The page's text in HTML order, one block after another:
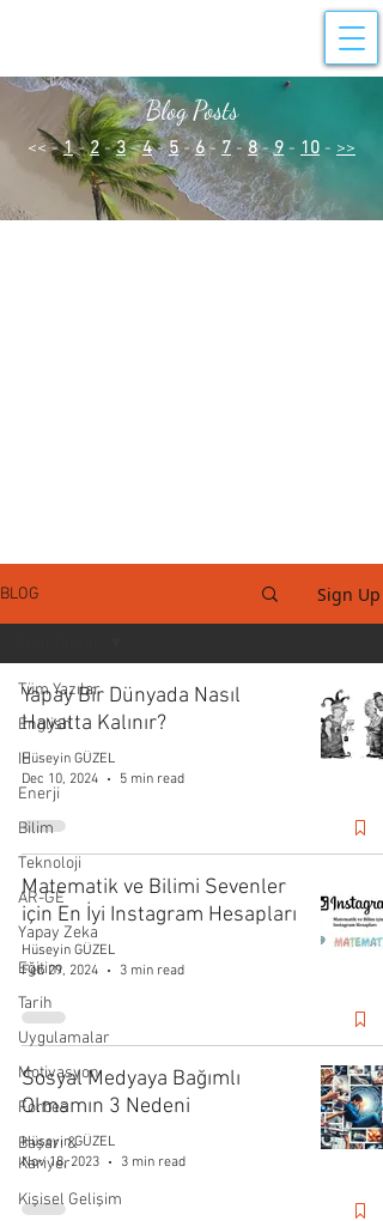
Blog Posts
<< - 1 - 2-3 -4 -5-6- 7 -8 - 9 - 10 - >>
BLOG Sign Up
Tüm Yazılar
English
IE
Enerji
Bilim
Teknoloji
AR-GE
Yapay Zeka
Eğitim
Tarih
Uygulamalar
Motivasyon
Forbes
Başarı &
Kariyer
Kişisel Gelişim
Yapay Bir Dünyada Nasıl
Hayatta Kalınır?
Hüseyin GÜZEL
Dec 10, 2024
5 min read
Matematik ve Bilimi Sevenler
için En İyi Instagram Hesapları
Hüseyin GÜZEL
Feb 29, 2024
3 min read
Sosyal Medyaya Bağımlı
Olmamın 3 Nedeni
Hüseyin GÜZEL
Nov 18, 2023
3 min read